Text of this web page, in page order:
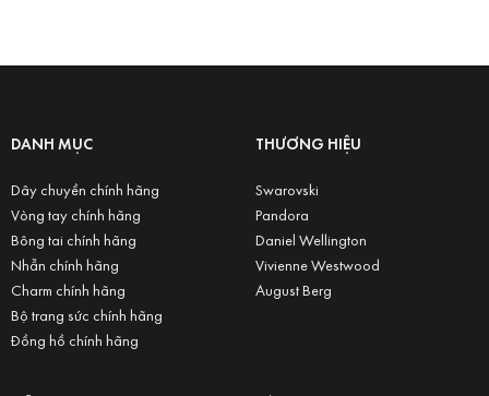
DANH MỤC
Dây chuyền chính hãng
Vòng tay chính hãng
Bông tai chính hãng
Nhẫn chính hãng
Charm chính hãng
Bộ trang sức chính hãng
Đồng hồ chính hãng
THƯƠNG HIỆU
Swarovski
Pandora
Daniel Wellington
Vivienne Westwood
August Berg